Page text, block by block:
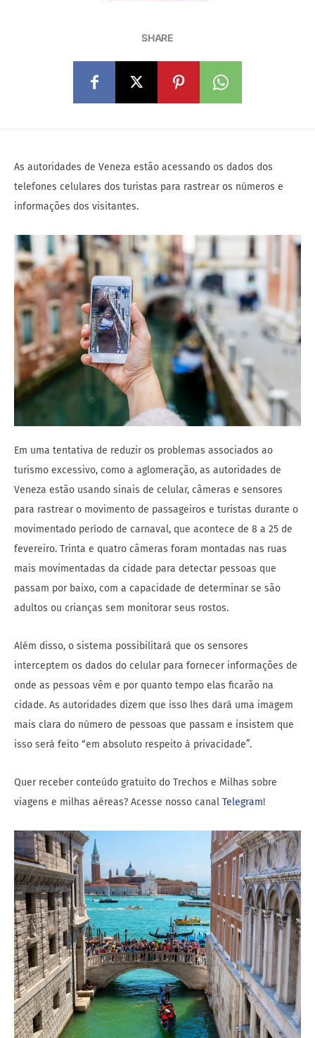
SHARE
As autoridades de Veneza estão acessando os dados dos
telefones celulares dos turistas para rastrear os números e
informações dos visitantes.
Em uma tentativa de reduzir os problemas associados ao
turismo excessivo, como a aglomeração, as autoridades de
Veneza estão usando sinais de celular, câmeras e sensores
para rastrear o movimento de passageiros e turistas durante o
movimentado período de carnaval, que acontece de 8 a 25 de
fevereiro. Trinta e quatro câmeras foram montadas nas ruas
mais movimentadas da cidade para detectar pessoas que
passam por baixo, com a capacidade de determinar se são
adultos ou crianças sem monitorar seus rostos.
Além disso, o sistema possibilitará que os sensores
interceptem os dados do celular para fornecer informações de
onde as pessoas vêm e por quanto tempo elas ficarão na
cidade. As autoridades dizem que isso lhes dará uma imagem
mais clara do número de pessoas que passam e insistem que
isso será feito “em absoluto respeito à privacidade”.
Quer receber conteúdo gratuito do Trechos e Milhas sobre
viagens e milhas aéreas? Acesse nosso canal Telegram!